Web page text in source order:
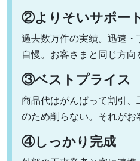
②よりそいサポー
過去数万件の実績。迅速
自慢。お客さまと同じ方向
③ベストプライス
商品代はがんばって割引
のため削らない。それがお
④しっかり完成